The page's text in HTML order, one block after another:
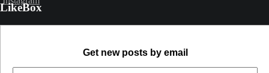
LikeBox
Get new posts by email